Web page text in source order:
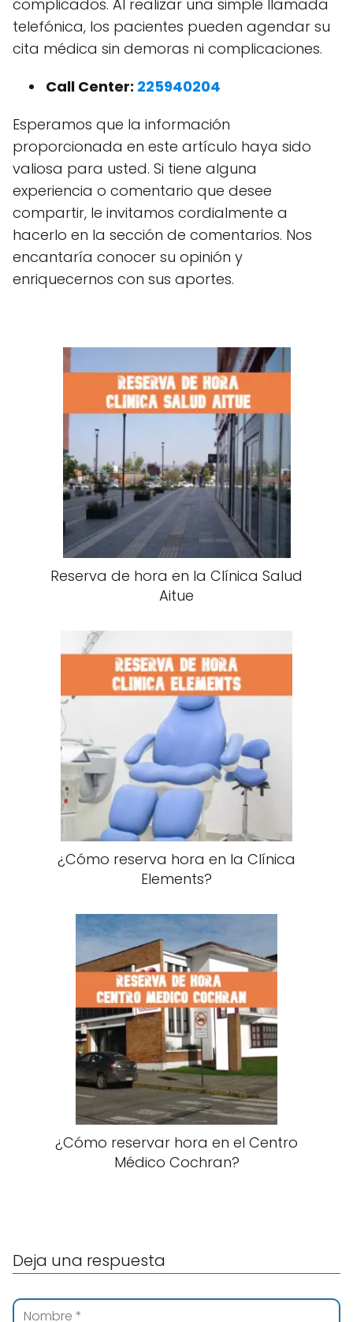
complicados. Al realizar una simple llamada
telefónica, los pacientes pueden agendar su
cita médica sin demoras ni complicaciones.
Call Center: 225940204
Esperamos que la información
proporcionada en este artículo haya sido
valiosa para usted. Si tiene alguna
experiencia o comentario que desee
compartir, le invitamos cordialmente a
hacerlo en la sección de comentarios. Nos
encantaría conocer su opinión y
enriquecernos con sus aportes.
Reserva de hora en la Clínica Salud
Aitue
¿Cómo reserva hora en la Clínica
Elements?
¿Cómo reservar hora en el Centro
Médico Cochran?
Deja una respuesta